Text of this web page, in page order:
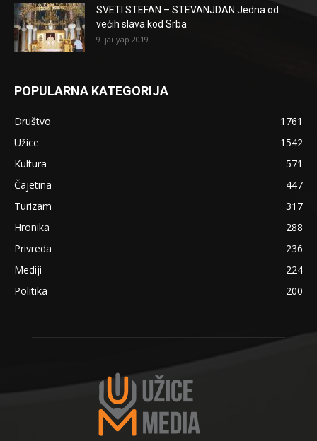
SVETI STEFAN – STEVANJDAN Jedna od
većih slava kod Srba
9. јануар 2019.
POPULARNA KATEGORIJA
Društvo
1761
Užice
1542
Kultura
571
Čajetina
447
Turizam
317
Hronika
288
Privreda
236
Mediji
224
Politika
200